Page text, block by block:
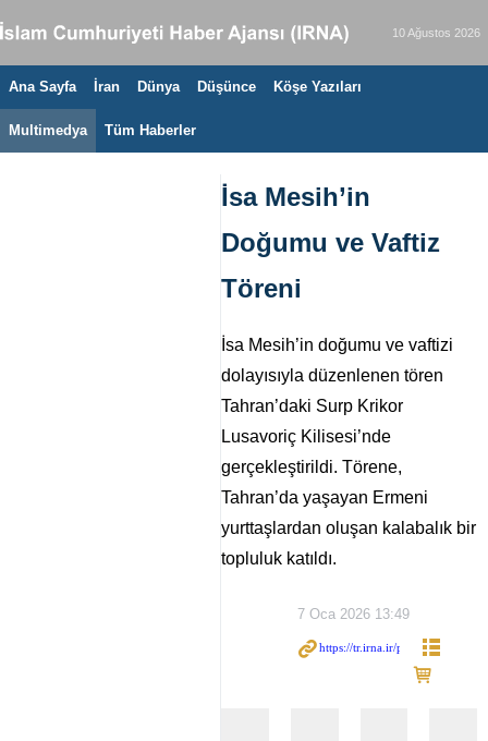
10 Ağustos 2026
Ana Sayfa İran Dünya Düşünce Köşe Yazıları
Multimedya Tüm Haberler
İsa Mesih’in
Doğumu ve Vaftiz
Töreni
İsa Mesih’in doğumu ve vaftizi
dolayısıyla düzenlenen tören
Tahran’daki Surp Krikor
Lusavoriç Kilisesi’nde
gerçekleştirildi. Törene,
Tahran’da yaşayan Ermeni
yurttaşlardan oluşan kalabalık bir
topluluk katıldı.
7 Oca 2026 13:49